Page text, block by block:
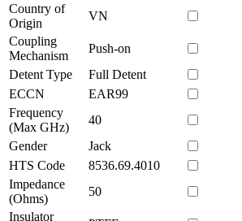
Country of
Origin
VN
Coupling
Mechanism
Push-on
Detent Type
Full Detent
ECCN
EAR99
Frequency
(Max GHz)
40
Gender
Jack
HTS Code
8536.69.4010
Impedance
(Ohms)
50
Insulator